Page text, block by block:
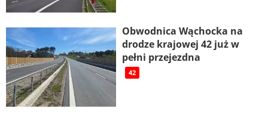
Obwodnica Wąchocka na
drodze krajowej 42 już w
pełni przejezdna
42